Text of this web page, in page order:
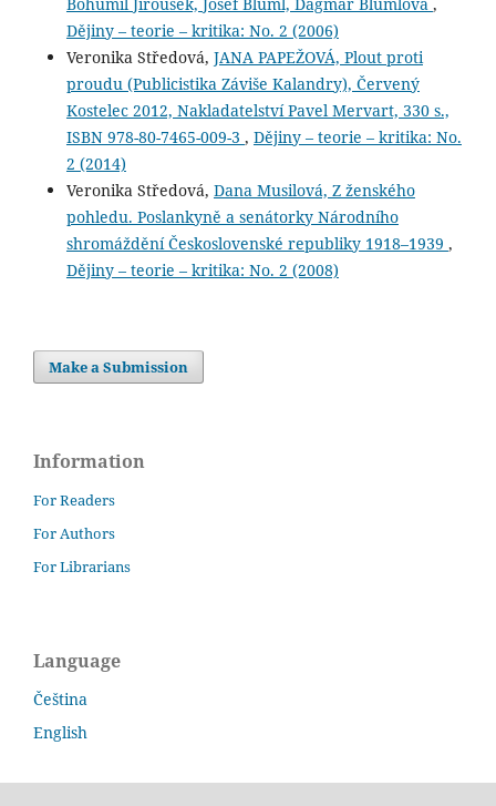
Dějiny – teorie – kritika: No. 2 (2006)
Veronika Středová, JANA PAPEŽOVÁ, Plout proti
proudu (Publicistika Záviše Kalandry), Červený
Kostelec 2012, Nakladatelství Pavel Mervart, 330 s.,
ISBN 978-80-7465-009-3 , Dějiny – teorie – kritika: No.
2 (2014)
Veronika Středová, Dana Musilová, Z ženského
pohledu. Poslankyně a senátorky Národního
shromáždění Československé republiky 1918–1939 ,
Dějiny – teorie – kritika: No. 2 (2008)
Make a Submission
Information
For Readers
For Authors
For Librarians
Language
Čeština
English